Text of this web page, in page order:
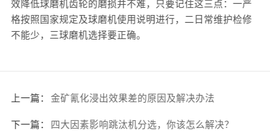
效降低球磨机齿轮的磨损并不难，只要记住这三点：一严
格按照国家规定及球磨机使用说明进行，二日常维护检修
不能少，三球磨机选择要正确。
上一篇： 金矿氰化浸出效果差的原因及解决办法
下一篇： 四大因素影响跳汰机分选，你该怎么解决？